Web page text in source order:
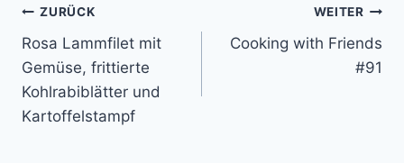
Beitragsnavigation
ZURÜCK
Rosa Lammfilet mit
Gemüse, frittierte
Kohlrabiblätter und
Kartoffelstampf
WEITER
Cooking with Friends
#91